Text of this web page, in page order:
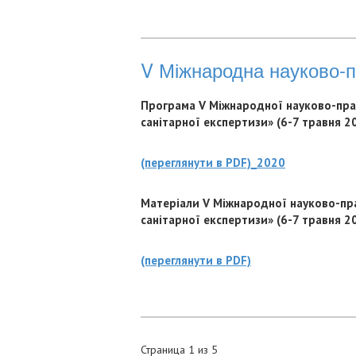
V Міжнародна науково-
Програма V Міжнародної науково-
санітарної експертизи» (6-7 травня
(переглянути в PDF)_2020
Матеріали V Міжнародної науково-
санітарної експертизи» (6-7 травня
(переглянути в PDF)
Страница 1 из 5